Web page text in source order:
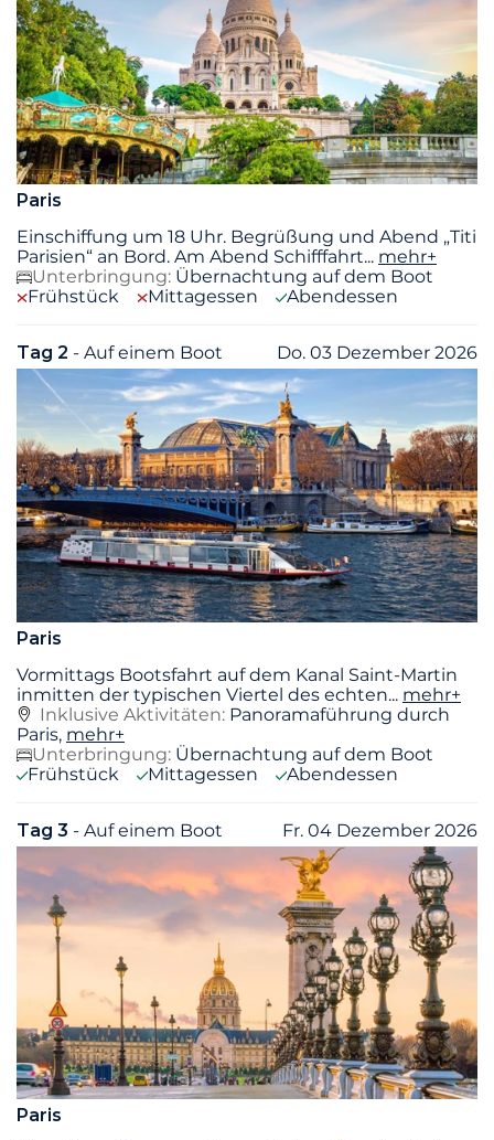
Paris
Einschiffung um 18 Uhr. Begrüßung und Abend „Titi
Parisien“ an Bord. Am Abend Schifffahrt... mehr+
Unterbringung: Übernachtung auf dem Boot
Frühstück
Mittagessen Abendessen
Tag 2 - Auf einem Boot Do. 03 Dezember 2026
Paris
Vormittags Bootsfahrt auf dem Kanal Saint-Martin
inmitten der typischen Viertel des echten... mehr+
Inklusive Aktivitäten: Panoramaführung durch
Paris, mehr+
Unterbringung: Übernachtung auf dem Boot
Frühstück
Mittagessen Abendessen
Tag 3 - Auf einem Boot Fr. 04 Dezember 2026
Paris